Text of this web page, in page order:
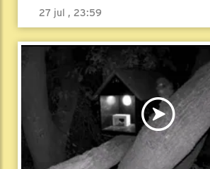
27 jul , 23:59